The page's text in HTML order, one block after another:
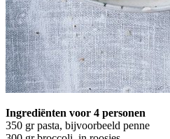
Ingrediënten voor 4 personen
350 gr pasta, bijvoorbeeld penne